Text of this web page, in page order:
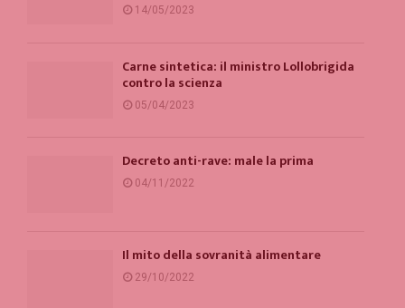
14/05/2023
Carne sintetica: il ministro Lollobrigida
contro la scienza
05/04/2023
Decreto anti-rave: male la prima
04/11/2022
Il mito della sovranità alimentare
29/10/2022